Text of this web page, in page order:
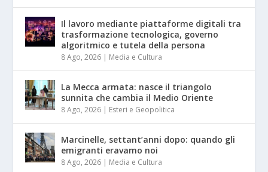
Il lavoro mediante piattaforme digitali tra
trasformazione tecnologica, governo
algoritmico e tutela della persona
8 Ago, 2026 | Media e Cultura
La Mecca armata: nasce il triangolo
sunnita che cambia il Medio Oriente
8 Ago, 2026 | Esteri e Geopolitica
Marcinelle, settant’anni dopo: quando gli
emigranti eravamo noi
8 Ago, 2026 | Media e Cultura